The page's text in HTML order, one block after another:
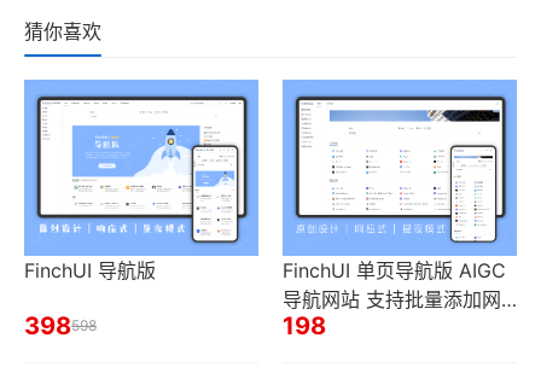
猜你喜欢
FinchUI 导航版
398598
FinchUI 单页导航版 AIGC
导航网站 支持批量添加网
址
198